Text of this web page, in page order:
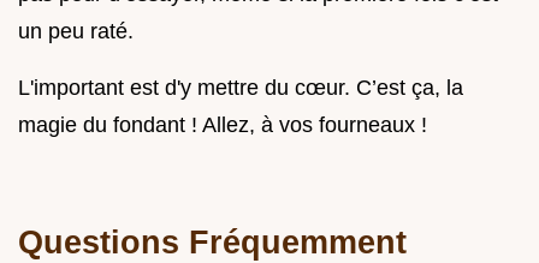
un peu raté.
L'important est d'y mettre du cœur. C’est ça, la
magie du fondant ! Allez, à vos fourneaux !
Questions Fréquemment